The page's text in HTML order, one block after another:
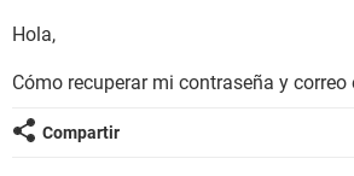
Hola,
Cómo recuperar mi contraseña y correo
Compartir